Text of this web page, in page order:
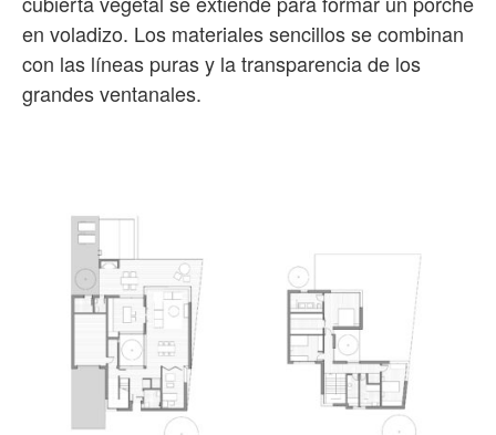
en voladizo. Los materiales sencillos se combinan
con las líneas puras y la transparencia de los
grandes ventanales.